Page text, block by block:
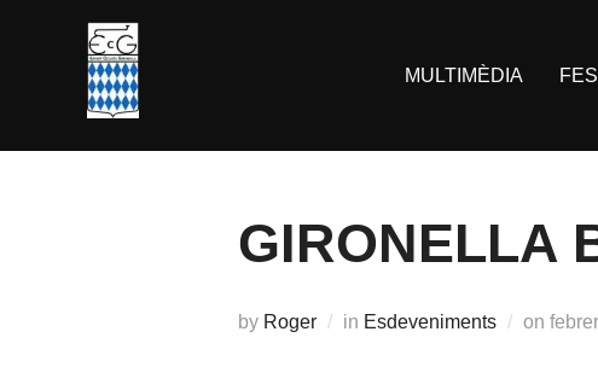
MULTIMÈDIA
GIRONELLA
by Roger in Esdeveniments on